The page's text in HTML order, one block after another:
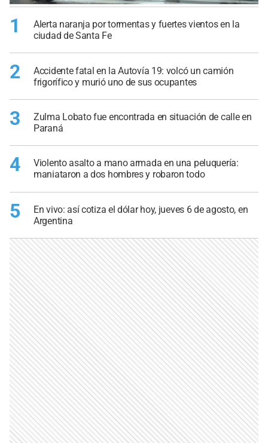
1
Alerta naranja por tormentas y fuertes vientos en la
ciudad de Santa Fe
2
Accidente fatal en la Autovía 19: volcó un camión
frigorífico y murió uno de sus ocupantes
3
Zulma Lobato fue encontrada en situación de calle en
Paraná
4
Violento asalto a mano armada en una peluquería:
maniataron a dos hombres y robaron todo
5
En vivo: así cotiza el dólar hoy, jueves 6 de agosto, en
Argentina